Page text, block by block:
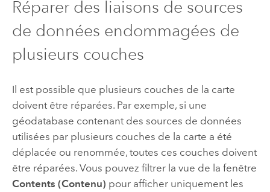
Réparer des liaisons de sources
de données endommagées de
plusieurs couches
Il est possible que plusieurs couches de la carte
doivent être réparées. Par exemple, si une
géodatabase contenant des sources de données
utilisées par plusieurs couches de la carte a été
déplacée ou renommée, toutes ces couches doivent
être réparées. Vous pouvez filtrer la vue de la fenêtre
Contents (Contenu) pour afficher uniquement les